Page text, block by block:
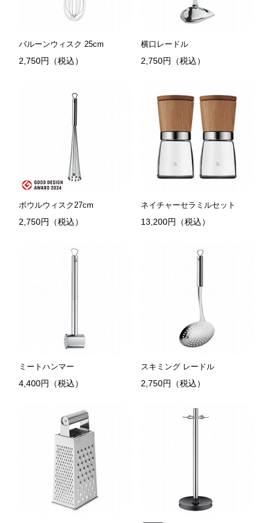
バルーンウィスク 25cm
2,750円（税込）
横口レードル
2,750円（税込）
ボウルウィスク27cm
2,750円（税込）
ネイチャーセラミルセット
13,200円（税込）
ミートハンマー
4,400円（税込）
スキミング レードル
2,750円（税込）